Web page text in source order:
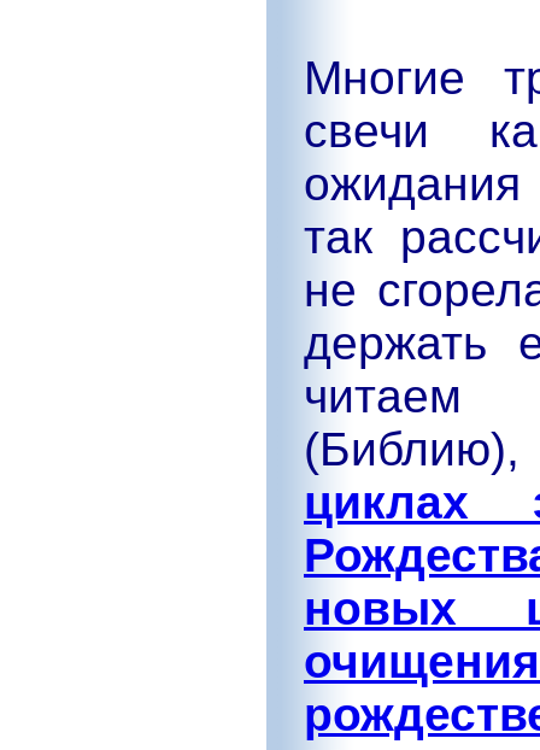
Многие
свечи
так
не
держать
читаем
циклах
новых